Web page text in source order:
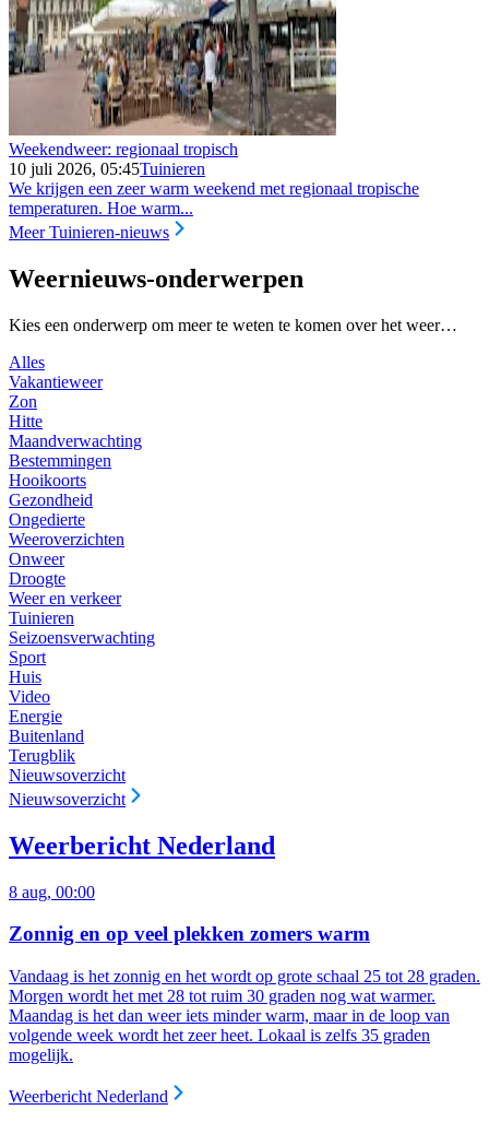
Weekendweer: regionaal tropisch
10 juli 2026, 05:45Tuinieren
We krijgen een zeer warm weekend met regionaal tropische
temperaturen. Hoe warm...
Meer Tuinieren-nieuws
Weernieuws-onderwerpen
Kies een onderwerp om meer te weten te komen over het weer…
Alles
Vakantieweer
Zon
Hitte
Maandverwachting
Bestemmingen
Hooikoorts
Gezondheid
Ongedierte
Weeroverzichten
Onweer
Droogte
Weer en verkeer
Tuinieren
Seizoensverwachting
Sport
Huis
Video
Energie
Buitenland
Terugblik
Nieuwsoverzicht
Nieuwsoverzicht
Weerbericht Nederland
8 aug, 00:00
Zonnig en op veel plekken zomers warm
Vandaag is het zonnig en het wordt op grote schaal 25 tot 28 graden.
Morgen wordt het met 28 tot ruim 30 graden nog wat warmer.
Maandag is het dan weer iets minder warm, maar in de loop van
volgende week wordt het zeer heet. Lokaal is zelfs 35 graden
mogelijk.
Weerbericht Nederland